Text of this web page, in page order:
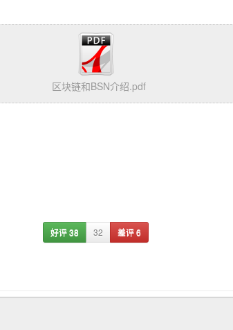
区块链和BSN介绍.pdf
好评38 32 差评6